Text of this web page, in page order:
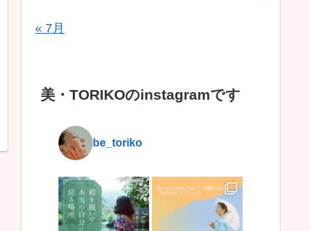
« 7月
美・TORIKOのinstagramです
be_toriko